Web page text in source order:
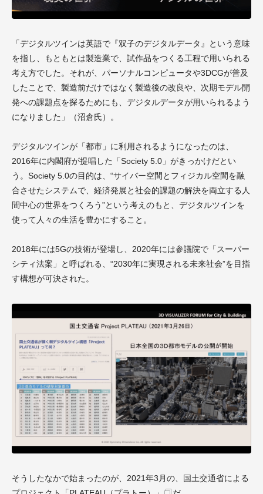
「デジタルツインは英語で『双子のデジタルデータ』という意味
を指し、もともとは製造業で、試作品をつくる工程で用いられる
考え方でした。それが、パーソナルコンピュータや3DCGが普及
したことで、製造前だけではなく製造後の改良や、次期モデル開
発への課題点を探るためにも、デジタルデータが用いられるよう
になりました」（沼倉氏）。
デジタルツインが「都市」に利用されるようになったのは、
2016年に内閣府が提唱した「Society 5.0」がきっかけだとい
う。Society 5.0の目的は、“サイバー空間とフィジカル空間を融
合させたシステムで、経済発展と社会的課題の解決を両立する人
間中心の世界をつくろう”という考えのもと、デジタルツインを
使って人々の生活を豊かにすること。
2018年には5Gの技術が登場し、2020年には参議院で「スーパー
シティ法案」と呼ばれる、“2030年に実現される未来社会”を目指
す構想が可決された。
そうしたなかで始まったのが、2021年3月の、国土交通省による